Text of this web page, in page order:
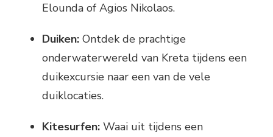
Elounda of Agios Nikolaos.
Duiken: Ontdek de prachtige
onderwaterwereld van Kreta tijdens een
duikexcursie naar een van de vele
duiklocaties.
Kitesurfen: Waai uit tijdens een